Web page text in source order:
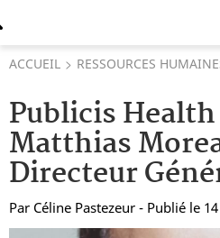
ACCUEIL RESSOURCES
Publicis
Matthias
Directeur
Par Céline Pastezeur - Publié le